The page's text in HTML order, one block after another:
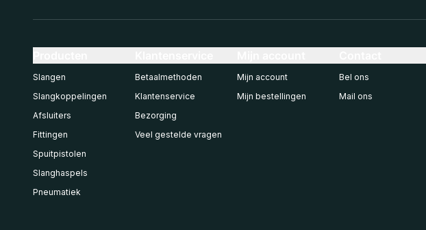
Slangen
Slangkoppelingen
Afsluiters
Fittingen
Spuitpistolen
Slanghaspels
Pneumatiek
Betaalmethoden
Klantenservice
Bezorging
Veel gestelde vragen
Mijn account
Mijn bestellingen
Bel ons
Mail ons